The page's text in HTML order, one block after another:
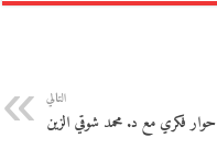
التالي
حوار فكري مع د. محمد شوقي الزين